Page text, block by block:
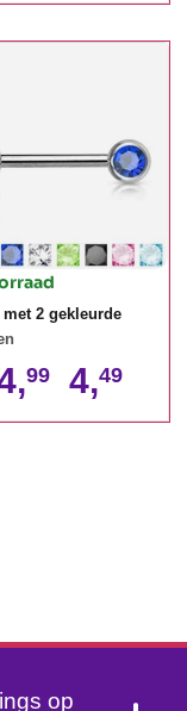
met 2 gekleurde
99 4,49
op